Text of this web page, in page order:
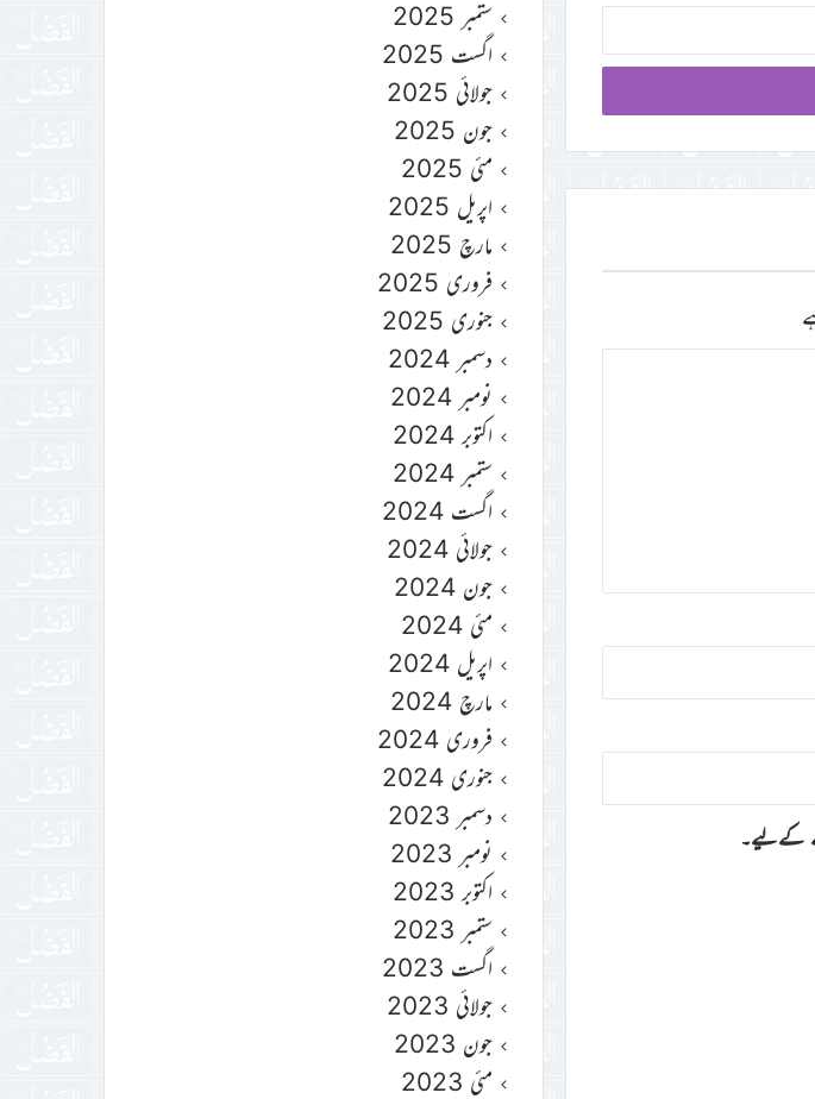
کےلیے۔
ستمبر 2025
اگست 2025
جولائی 2025
جون 2025
مئی 2025
اپریل 2025
مارچ 2025
فروری 2025
جنوری 2025
دسمبر 2024
نومبر 2024
اکتوبر 2024
ستمبر 2024
اگست 2024
جولائی 2024
جون 2024
مئی 2024
اپریل 2024
مارچ 2024
فروری 2024
جنوری 2024
دسمبر 2023
نومبر 2023
اکتوبر 2023
ستمبر 2023
اگست 2023
جولائی 2023
جون 2023
مئی 2023